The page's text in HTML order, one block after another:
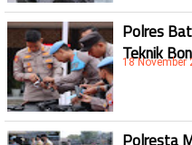
Polres
Teknik
18 November